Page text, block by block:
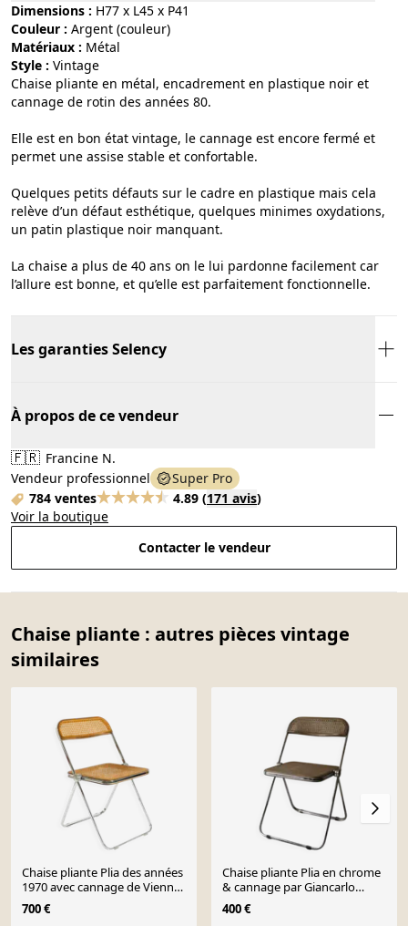
Dimensions : H77 x L45 x P41
Couleur :
argent (couleur)
Matériaux :
métal
Style :
vintage
Chaise pliante en métal, encadrement en plastique noir et
cannage de rotin des années 80.
Elle est en bon état vintage, le cannage est encore fermé et
permet une assise stable et confortable.
Quelques petits défauts sur le cadre en plastique mais cela
relève d’un défaut esthétique, quelques minimes oxydations,
un patin plastique noir manquant.
La chaise a plus de 40 ans on le lui pardonne facilement car
l’allure est bonne, et qu’elle est parfaitement fonctionnelle.
Les garanties Selency
À propos de ce vendeur
🇫🇷 Francine N.
Vendeur professionnel
Super Pro
784 ventes
4.89 (171 avis)
Voir la boutique
Contacter le vendeur
Chaise pliante : autres pièces vintage
similaires
Chaise pliante Plia des années
1970 avec cannage de Vienne
par Giancarlo Piretti pour
Castelli
700 €
Chaise pliante Plia en chrome
& cannage par Giancarlo
Piretti design 1970
400 €